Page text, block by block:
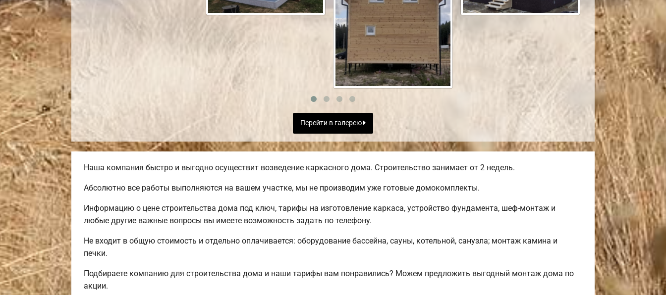
Перейти в галерею
Наша компания быстро и выгодно осуществит возведение каркасного дома. Строительство занимает от 2 недель.
Абсолютно все работы выполняются на вашем участке, мы не производим уже готовые домокомплекты.
Информацию о цене строительства дома под ключ, тарифы на изготовление каркаса, устройство фундамента, шеф-монтаж и
любые другие важные вопросы вы имеете возможность задать по телефону.
Не входит в общую стоимость и отдельно оплачивается: оборудование бассейна, сауны, котельной, санузла; монтаж камина и
печки.
Подбираете компанию для строительства дома и наши тарифы вам понравились? Можем предложить выгодный монтаж дома по
акции.